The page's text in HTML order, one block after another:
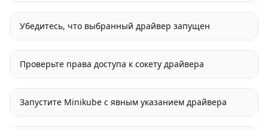
Убедитесь, что выбранный драйвер запущен
Проверьте права доступа к сокету драйвера
Запустите Minikube с явным указанием драйвера